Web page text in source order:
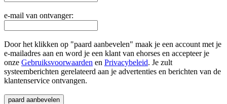
e-mail van ontvanger:
Door het klikken op "paard aanbevelen" maak je een account met je
e-mailadres aan en word je een klant van ehorses en accepteer je
onze Gebruiksvoorwaarden en Privacybeleid. Je zult
systeemberichten gerelateerd aan je advertenties en berichten van de
klantenservice ontvangen.